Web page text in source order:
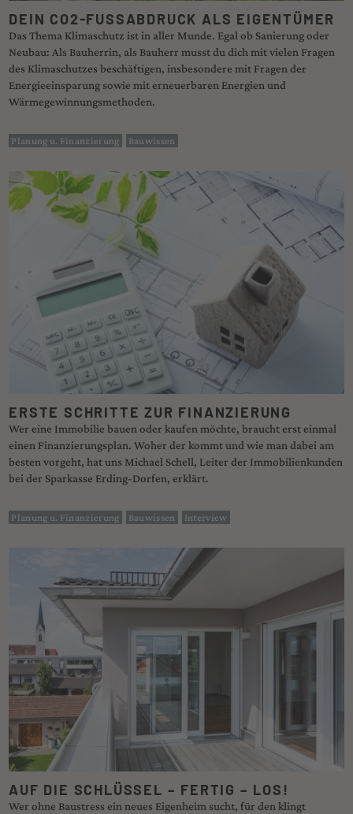
DEIN CO2-FUSSABDRUCK ALS EIGENTÜMER
Das Thema Klimaschutz ist in aller Munde. Egal ob Sanierung oder
Neubau: Als Bauherrin, als Bauherr musst du dich mit vielen Fragen
des Klimaschutzes beschäftigen, insbesondere mit Fragen der
Energieeinsparung sowie mit erneuerbaren Energien und
Wärmegewinnungsmethoden.
Planung u. Finanzierung Bauwissen
ERSTE SCHRITTE ZUR FINANZIERUNG
Wer eine Immobilie bauen oder kaufen möchte, braucht erst einmal
einen Finanzierungsplan. Woher der kommt und wie man dabei am
besten vorgeht, hat uns Michael Schell, Leiter der Immobilienkunden
bei der Sparkasse Erding-Dorfen, erklärt.
Planung u. Finanzierung Bauwissen Interview
AUF DIE SCHLÜSSEL – FERTIG – LOS!
Wer ohne Baustress ein neues Eigenheim sucht, für den klingt